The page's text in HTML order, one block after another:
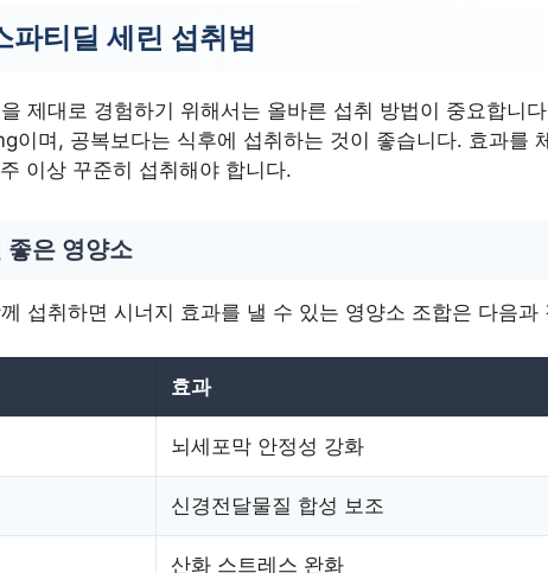
파티딜 세린 섭취법
제대로 경험하기 위해서는 올바른 섭취 방법이 중요합니
이며, 공복보다는 식후에 섭취하는 것이 좋습니다. 효과를
이상 꾸준히 섭취해야 합니다.
좋은 영양소
섭취하면 시너지 효과를 낼 수 있는 영양소 조합은 다음과
효과
뇌세포막 안정성 강화
신경전달물질 합성 보조
산화 스트레스 완화